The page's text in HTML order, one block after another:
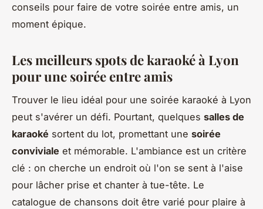
conseils pour faire de votre soirée entre amis, un
moment épique.
Les meilleurs spots de karaoké à Lyon
pour une soirée entre amis
Trouver le lieu idéal pour une soirée karaoké à Lyon
peut s'avérer un défi. Pourtant, quelques salles de
karaoké sortent du lot, promettant une soirée
conviviale et mémorable. L'ambiance est un critère
clé : on cherche un endroit où l'on se sent à l'aise
pour lâcher prise et chanter à tue-tête. Le
catalogue de chansons doit être varié pour plaire à